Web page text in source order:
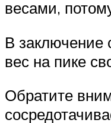
весами,
В заключение
вес на пике
Обратите